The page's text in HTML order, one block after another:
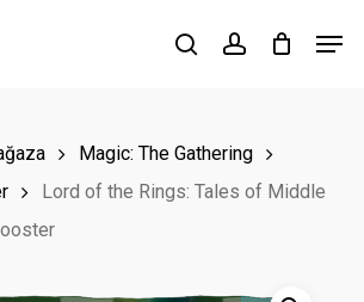
searchaccount
Magic: The Gathering
Lord of the Rings: Tales of Middle